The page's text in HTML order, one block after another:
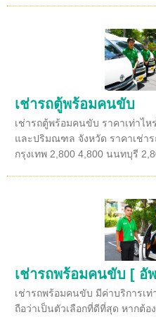
เช่ารถตู้พร้อมคนขับ
เช่ารถตู้พร้อมคนขับ ราคาเท่าไ
และปริมณฑล จังหวัด ราคาเช่า
กรุงเทพ 2,800 4,800 นนทบุรี
เช่ารถพร้อมคนขับ [ อัพ
เช่ารถพร้อมคนขับ มีค่าบริการเท่
ถือว่าเป็นตัวเลือกที่ดีที่สุด หากต้อ